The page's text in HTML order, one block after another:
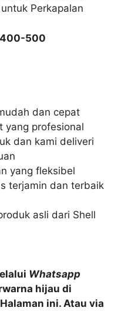
Perkapalan
500
dan cepat
yang profesional
dan kami deliveri
yang fleksibel
terjamin dan terbaik
asli dari Shell
Whatsapp
hijau di
ini. Atau via